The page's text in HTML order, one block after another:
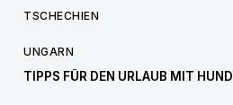
TSCHECHIEN
UNGARN
TIPPS FÜR DEN URLAUB MIT HUND